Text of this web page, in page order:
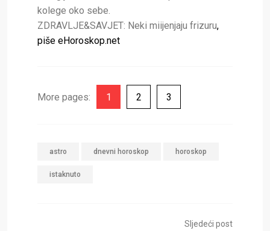
kolege oko sebe.
ZDRAVLJE&SAVJET: Neki miijenjaju frizuru,
piše eHoroskop.net
More pages: 1 2 3
astro dnevni horoskop horoskop
istaknuto
Sljedeći post